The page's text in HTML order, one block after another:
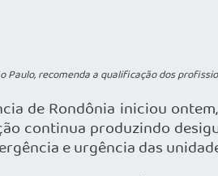
recomenda a qualificação dos
de Rondônia iniciou
continua produzindo
e urgência das